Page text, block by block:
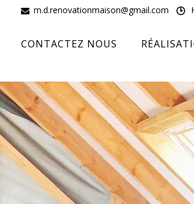
CONTACTEZ NOUS
m.d.renovationmaison@gmail.com